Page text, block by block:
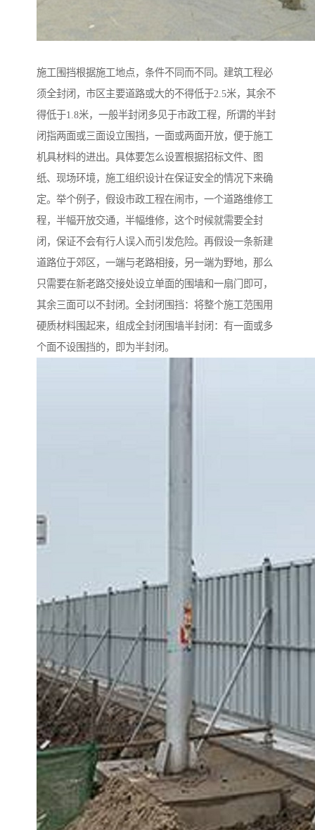
施工围挡根据施工地点，条件不同而不同。建筑工程必
须全封闭，市区主要道路或大的不得低于2.5米，其余不
得低于1.8米，一般半封闭多见于市政工程，所谓的半封
闭指两面或三面设立围挡，一面或两面开放，便于施工
机具材料的进出。具体要怎么设置根据招标文件、图
纸、现场环境，施工组织设计在保证安全的情况下来确
定。举个例子，假设市政工程在闹市，一个道路维修工
程，半幅开放交通，半幅维修，这个时候就需要全封
闭，保证不会有行人误入而引发危险。再假设一条新建
道路位于郊区，一端与老路相接，另一端为野地，那么
只需要在新老路交接处设立单面的围墙和一扇门即可，
其余三面可以不封闭。全封闭围挡：将整个施工范围用
硬质材料围起来，组成全封闭围墙半封闭：有一面或多
个面不设围挡的，即为半封闭。